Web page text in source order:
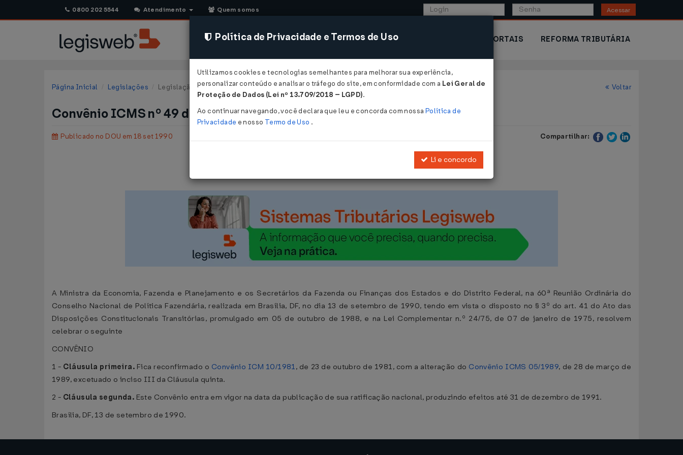
0800 202 5544 Atendimento Quem somos Acessar
CONSULTORIA SISTEMAS COMÉRCIO EXTERIOR PORTAIS REFORMA TRIBUTÁRIA
Página Inicial Legislações Legislação Federal Voltar
Convênio ICMS nº 49 de 13/09/1990
Publicado no DOU em 18 set 1990 Compartilhar:
, de 23.10.1981, e suas alterações.
A Ministra da Economia, Fazenda e Planejamento e os Secretários da Fazenda ou Finanças dos Estados e do Distrito Federal, na 60ª Reunião Ordinária do
Conselho Nacional de Política Fazendária, realizada em Brasília, DF, no dia 13 de setembro de 1990, tendo em vista o disposto no § 3º do art. 41 do Ato das
Disposições Constitucionais Transitórias, promulgado em 05 de outubro de 1988, e na Lei Complementar n.º 24/75, de 07 de janeiro de 1975, resolvem
celebrar o seguinte
CONVÊNIO
1 - Cláusula primeira. Fica reconfirmado o Convênio ICM 10/1981, de 23 de outubro de 1981, com a alteração do Convênio ICMS 05/1989, de 28 de março de
1989, excetuado o inciso III da Cláusula quinta.
2 - Cláusula segunda. Este Convênio entra em vigor na data da publicação de sua ratificação nacional, produzindo efeitos até 31 de dezembro de 1991.
Brasília, DF, 13 de setembro de 1990.
Política de Privacidade e Termos de Uso
Utilizamos cookies e tecnologias semelhantes para melhorar sua experiência,
personalizar conteúdo e analisar o tráfego do site, em conformidade com a Lei Geral de
Proteção de Dados (Lei nº 13.709/2018 – LGPD).
Ao continuar navegando, você declara que leu e concorda com nossa Política de
Privacidade e nosso Termo de Uso .
Li e concordo